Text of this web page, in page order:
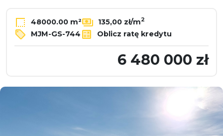
48000.00 m² 135,00 zł/m2
MJM-GS-744 Oblicz ratę kredytu
6 480 000 zł